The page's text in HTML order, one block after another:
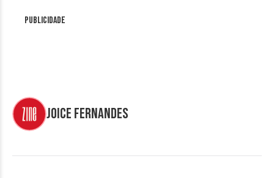
Publicidade
Joice Fernandes